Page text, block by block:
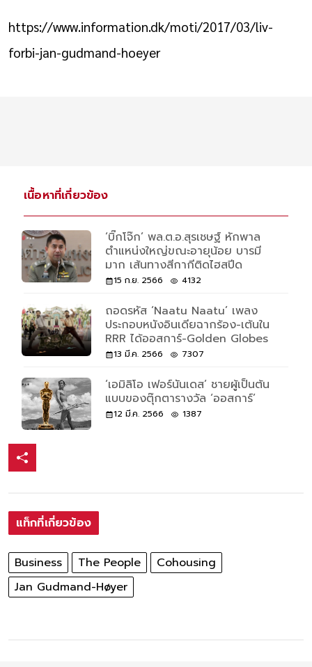
https://www.information.dk/moti/2017/03/liv-
forbi-jan-gudmand-hoeyer
เนื้อหาที่เกี่ยวข้อง
‘บิ๊กโจ๊ก’ พล.ต.อ.สุรเชษฐ์ หักพาล
ตำแหน่งใหญ่ขณะอายุน้อย บารมี
มาก เส้นทางสีกากีติดไฮสปีด
15 ก.ย. 2566 4132
ถอดรหัส ‘Naatu Naatu’ เพลง
ประกอบหนังอินเดียฉากร้อง-เต้นใน
RRR ได้ออสการ์-Golden Globes
13 มี.ค. 2566 7307
‘เอมิลิโอ เฟอร์นันเดส’ ชายผู้เป็นต้น
แบบของตุ๊กตารางวัล ‘ออสการ์’
12 มี.ค. 2566 1387
แท็กที่เกี่ยวข้อง
Business The People
Cohousing
Jan Gudmand-Høyer